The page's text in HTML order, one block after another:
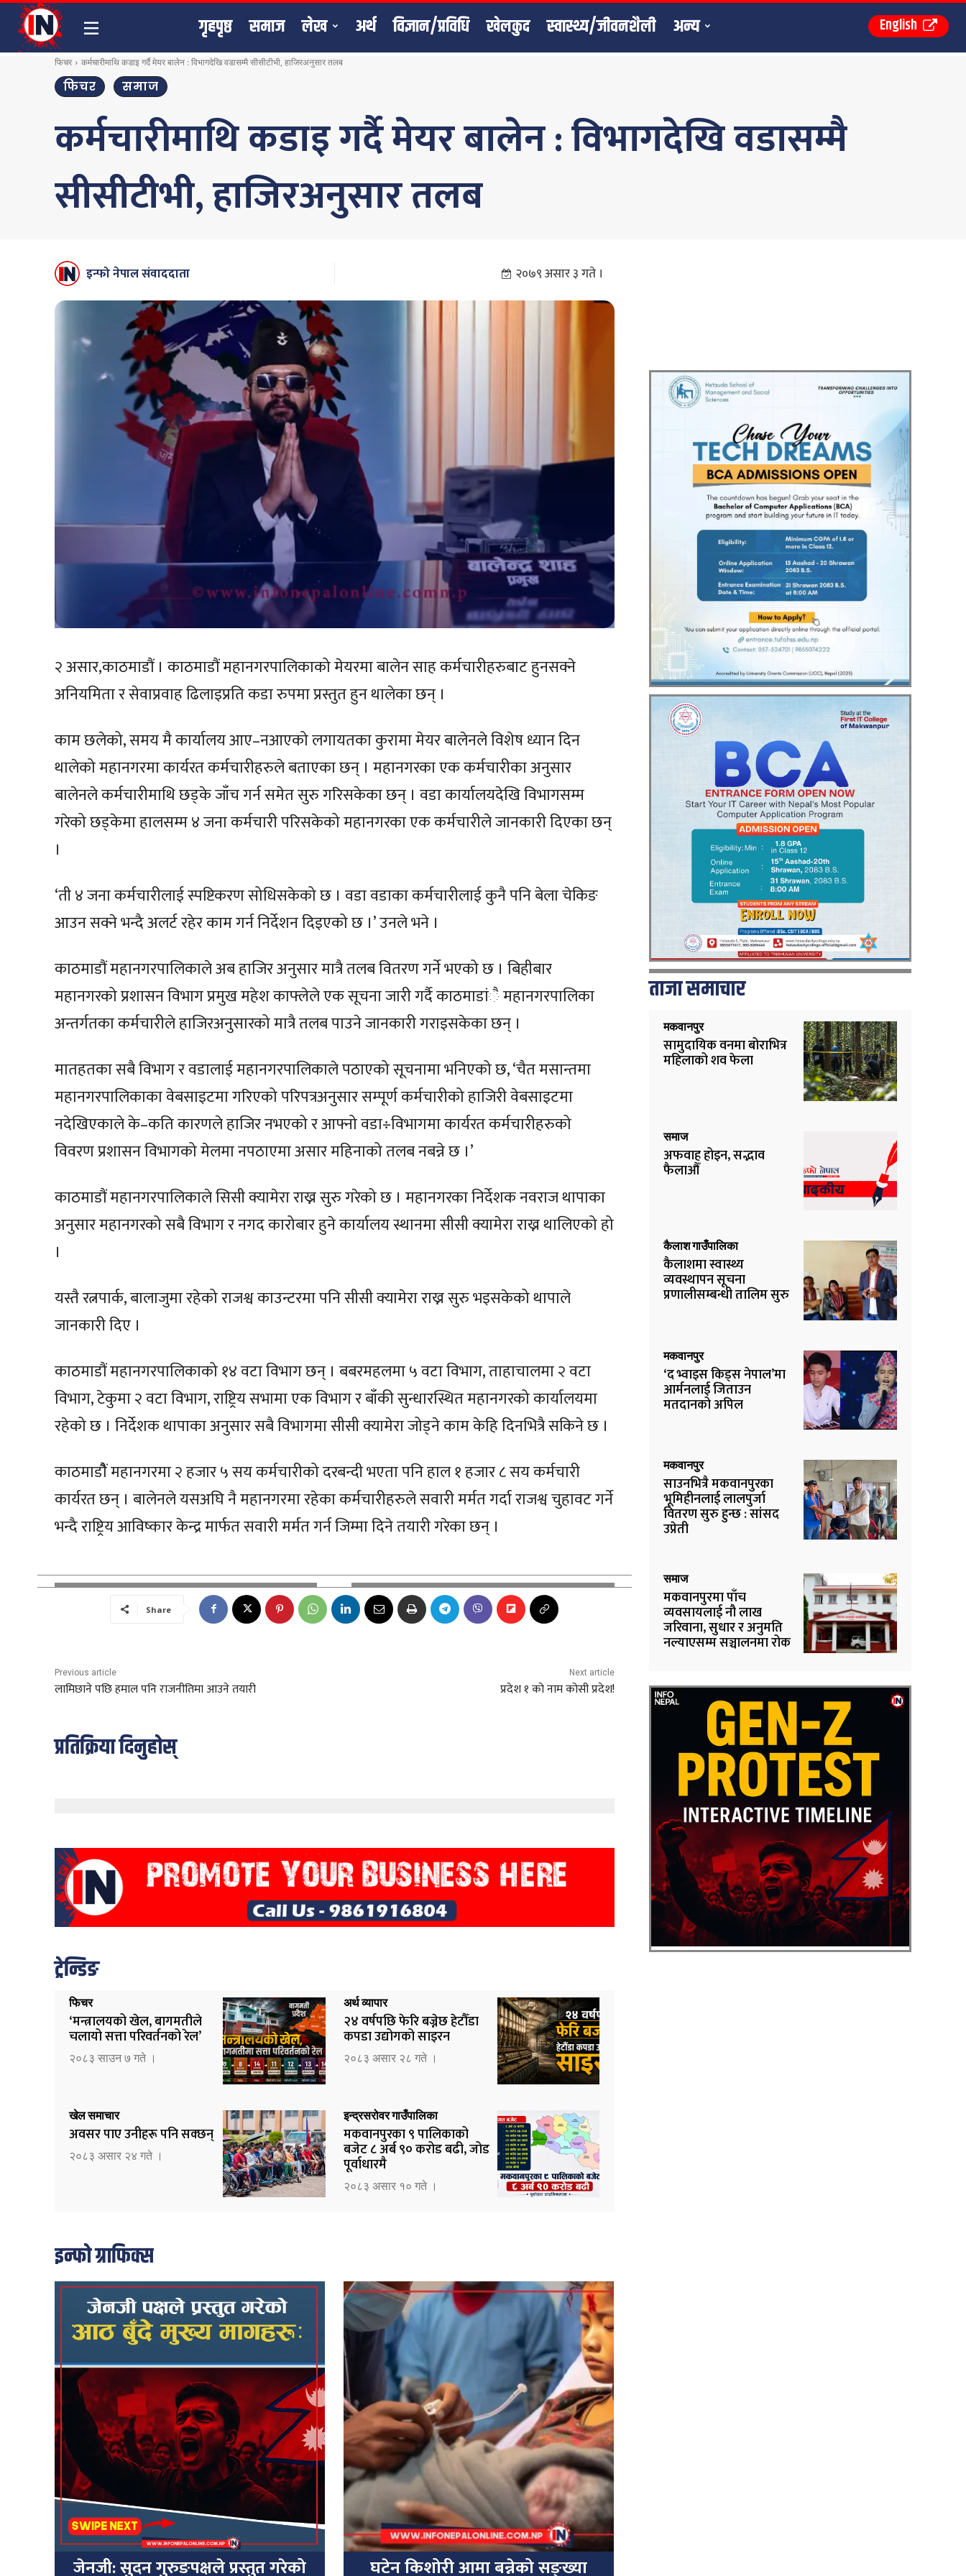
गृहपृष्ठ समाज लेख अर्थ विज्ञान/प्रविधि खेलकुद स्वास्थ्य/जीवनशैली अन्य English
फिचर कर्मचारीमाथि कडाइ गर्दै मेयर बालेन : विभागदेखि वडासम्मै सीसीटीभी, हाजिरअनुसार तलब
फिचर समाज
कर्मचारीमाथि कडाइ गर्दै मेयर बालेन : विभागदेखि वडासम्मै
सीसीटीभी, हाजिरअनुसार तलब
इन्फो नेपाल संवाददाता २०७९ असार ३ गते ।
२ असार,काठमाडौं । काठमाडौं महानगरपालिकाको मेयरमा बालेन साह कर्मचारीहरुबाट हुनसक्ने
अनियमिता र सेवाप्रवाह ढिलाइप्रति कडा रुपमा प्रस्तुत हुन थालेका छन् ।
काम छलेको, समय मै कार्यालय आए–नआएको लगायतका कुरामा मेयर बालेनले विशेष ध्यान दिन
थालेको महानगरमा कार्यरत कर्मचारीहरुले बताएका छन् । महानगरका एक कर्मचारीका अनुसार
बालेनले कर्मचारीमाथि छड्के जाँच गर्न समेत सुरु गरिसकेका छन् । वडा कार्यालयदेखि विभागसम्म
गरेको छड्केमा हालसम्म ४ जना कर्मचारी परिसकेको महानगरका एक कर्मचारीले जानकारी दिएका छन्
।
‘ती ४ जना कर्मचारीलाई स्पष्टिकरण सोधिसकेको छ । वडा वडाका कर्मचारीलाई कुनै पनि बेला चेकिङ
आउन सक्ने भन्दै अलर्ट रहेर काम गर्न निर्देशन दिइएको छ ।’ उनले भने ।
काठमाडौं महानगरपालिकाले अब हाजिर अनुसार मात्रै तलब वितरण गर्ने भएको छ । बिहीबार
महानगरको प्रशासन विभाग प्रमुख महेश काफ्लेले एक सूचना जारी गर्दै काठमाडांै महानगरपालिका
अन्तर्गतका कर्मचारीले हाजिरअनुसारको मात्रै तलब पाउने जानकारी गराइसकेका छन् ।
मातहतका सबै विभाग र वडालाई महानगरपालिकाले पठाएको सूचनामा भनिएको छ, ‘चैत मसान्तमा
महानगरपालिकाका वेबसाइटमा गरिएको परिपत्रअनुसार सम्पूर्ण कर्मचारीको हाजिरी वेबसाइटमा
नदेखिएकाले के–कति कारणले हाजिर नभएको र आफ्नो वडा÷विभागमा कार्यरत कर्मचारीहरुको
विवरण प्रशासन विभागको मेलमा नपठाएमा असार महिनाको तलब नबन्ने छ ।’
काठमाडौं महानगरपालिकाले सिसी क्यामेरा राख्न सुरु गरेको छ । महानगरका निर्देशक नवराज थापाका
अनुसार महानगरको सबै विभाग र नगद कारोबार हुने कार्यालय स्थानमा सीसी क्यामेरा राख्न थालिएको हो
।
यस्तै रत्नपार्क, बालाजुमा रहेको राजश्व काउन्टरमा पनि सीसी क्यामेरा राख्न सुरु भइसकेको थापाले
जानकारी दिए ।
काठमाडौं महानगरपालिकाको १४ वटा विभाग छन् । बबरमहलमा ५ वटा विभाग, ताहाचालमा २ वटा
विभाग, टेकुमा २ वटा विभाग, राष्ट्रिय सभामा एक विभाग र बाँकी सुन्धारस्थित महानगरको कार्यालयमा
रहेको छ । निर्देशक थापाका अनुसार सबै विभागमा सीसी क्यामेरा जोड्ने काम केहि दिनभित्रै सकिने छ ।
काठमाडौैं महानगरमा २ हजार ५ सय कर्मचारीको दरबन्दी भएता पनि हाल १ हजार ८ सय कर्मचारी
कार्यरत छन् । बालेनले यसअघि नै महानगरमा रहेका कर्मचारीहरुले सवारी मर्मत गर्दा राजश्व चुहावट गर्ने
भन्दै राष्ट्रिय आविष्कार केन्द्र मार्फत सवारी मर्मत गर्न जिम्मा दिने तयारी गरेका छन् ।
Share
Previous article
लामिछाने पछि हमाल पनि राजनीतिमा आउने तयारी
Next article
प्रदेश १ को नाम कोसी प्रदेश!
प्रतिक्रिया दिनुहोस्
ट्रेन्डिङ
फिचर
‘मन्त्रालयको खेल, बागमतीले
चलायो सत्ता परिवर्तनको रेल’
२०८३ साउन ७ गते ।
अर्थ व्यापार
२४ वर्षपछि फेरि बज्नेछ हेटौँडा
कपडा उद्योगको साइरन
२०८३ असार २८ गते ।
खेल समाचार
अवसर पाए उनीहरू पनि सक्छन्
२०८३ असार २४ गते ।
इन्द्रसरोवर गाउँपालिका
मकवानपुरका ९ पालिकाको
बजेट ८ अर्ब ९० करोड बढी, जोड
पूर्वाधारमै
२०८३ असार १० गते ।
इन्फो ग्राफिक्स
जेनजी: सुदन गुरुङपक्षले प्रस्तुत गरेको घटेन किशोरी आमा बन्नेको सङ्ख्या
ताजा समाचार
मकवानपुर
सामुदायिक वनमा बोराभित्र
महिलाको शव फेला
समाज
अफवाह होइन, सद्भाव
फैलाऔँ
कैलाश गाउँपालिका
कैलाशमा स्वास्थ्य
व्यवस्थापन सूचना
प्रणालीसम्बन्धी तालिम सुरु
मकवानपुर
‘द भ्वाइस किड्स नेपाल’मा
आर्मनलाई जिताउन
मतदानको अपिल
मकवानपुर
साउनभित्रै मकवानपुरका
भूमिहीनलाई लालपुर्जा
वितरण सुरु हुन्छ : सांसद
उप्रेती
समाज
मकवानपुरमा पाँच
व्यवसायलाई नौ लाख
जरिवाना, सुधार र अनुमति
नल्याएसम्म सञ्चालनमा रोक